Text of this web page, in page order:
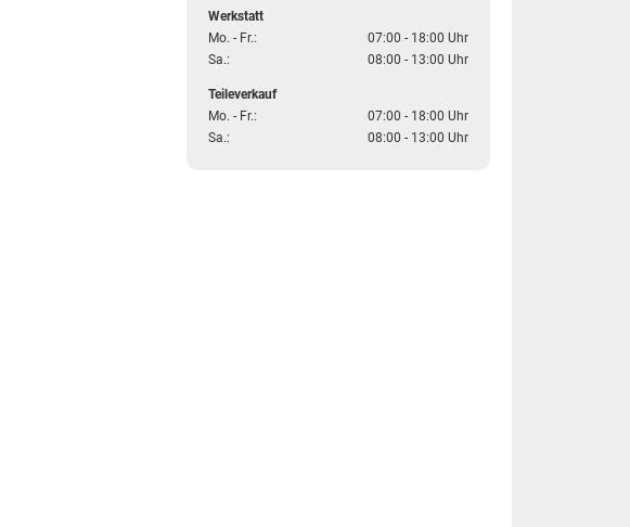
Werkstatt
Mo. - Fr.:
07:00 - 18:00 Uhr
Sa.:
08:00 - 13:00 Uhr
Teileverkauf
Mo. - Fr.:
07:00 - 18:00 Uhr
Sa.:
08:00 - 13:00 Uhr